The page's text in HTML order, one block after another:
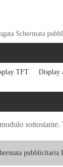
Schermata
TFT
Display